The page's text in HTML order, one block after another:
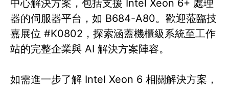
中心解決方案，包括支援 Intel Xeon 6+ 處理
器的伺服器平台，如 B684-A80。歡迎蒞臨技
嘉展位 #K0802，探索涵蓋機櫃級系統至工作
站的完整企業與 AI 解決方案陣容。
如需進一步了解 Intel Xeon 6 相關解決方案，